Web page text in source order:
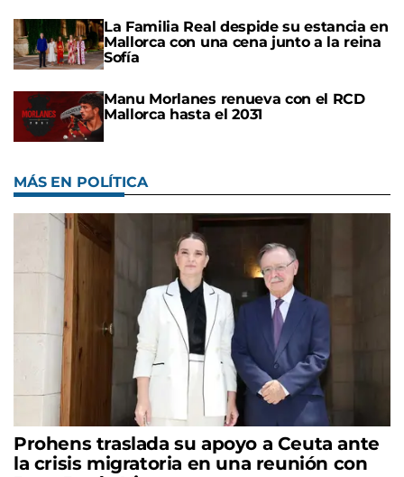
La Familia Real despide su estancia en
Mallorca con una cena junto a la reina
Sofía
Manu Morlanes renueva con el RCD
Mallorca hasta el 2031
MÁS EN POLÍTICA
Prohens traslada su apoyo a Ceuta ante
la crisis migratoria en una reunión con